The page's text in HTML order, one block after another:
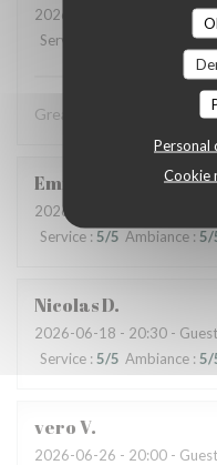
Personal
Cookie
2026-07-03
- 13:00 -
Service
:5/
Great food, friendly and
Emmanuel
2026-07-04
Service : 5/5 Ambiance : 5/
NicolasD
2026-06-18 - 20:30 -
Service : 5/5 Ambiance : 5/
veroV
2026-06-26 - 20:00 -